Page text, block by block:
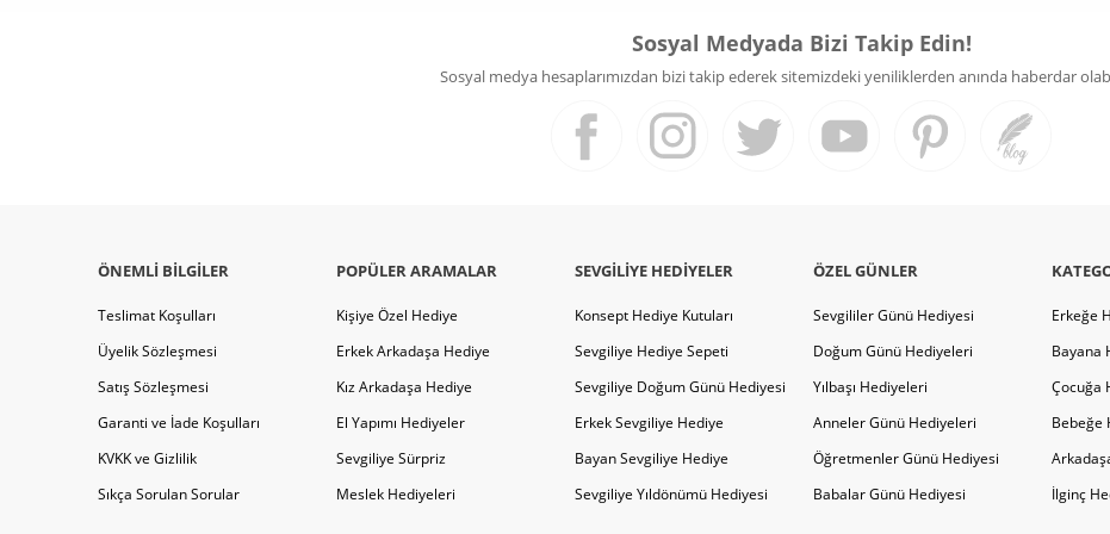
Sosyal Medyada Bizi Takip Edin!
Sosyal medya hesaplarımızdan bizi takip ederek sitemizdeki yeniliklerden anında haberdar
ÖNEMLI BILGILER
Teslimat Koşulları
Üyelik Sözleşmesi
Satış Sözleşmesi
Garanti ve İade Koşulları
KVKK ve Gizlilik
Sıkça Sorulan Sorular
POPÜLER ARAMALAR
Kişiye Özel Hediye
Erkek Arkadaşa Hediye
Kız Arkadaşa Hediye
El Yapımı Hediyeler
Sevgiliye Sürpriz
Meslek Hediyeleri
SEVGILIYE HEDIYELER
Konsept Hediye Kutuları
Sevgiliye Hediye Sepeti
Sevgiliye Doğum Günü Hediyesi
Erkek Sevgiliye Hediye
Bayan Sevgiliye Hediye
Sevgiliye Yıldönümü Hediyesi
ÖZEL GÜNLER
Sevgililer Günü Hediyesi
Doğum Günü Hediyeleri
Yılbaşı Hediyeleri
Anneler Günü Hediyeleri
Öğretmenler Günü Hediyesi
Babalar Günü Hediyesi
Erkeğe
Bayana
Çocuğa
Bebeğe
İlginç